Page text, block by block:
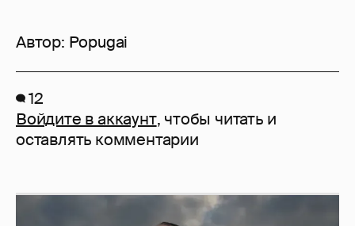
Автор: Popugai
12
Войдите в аккаунт, чтобы читать и
оставлять комментарии